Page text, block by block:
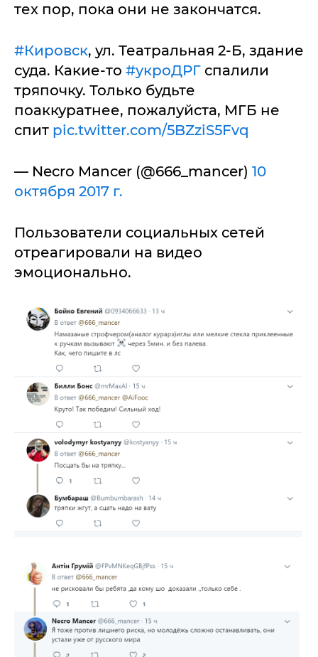
тех пор, пока они не закончатся.
#Кировск, ул. Театральная 2-Б, здание
суда. Какие-то #укроДРГ спалили
тряпочку. Только будьте
поаккуратнее, пожалуйста, МГБ не
спит pic.twitter.com/5BZziS5Fvq
— Necro Mancer (@666_mancer) 10
октября 2017 г.
Пользователи социальных сетей
отреагировали на видео
эмоционально.